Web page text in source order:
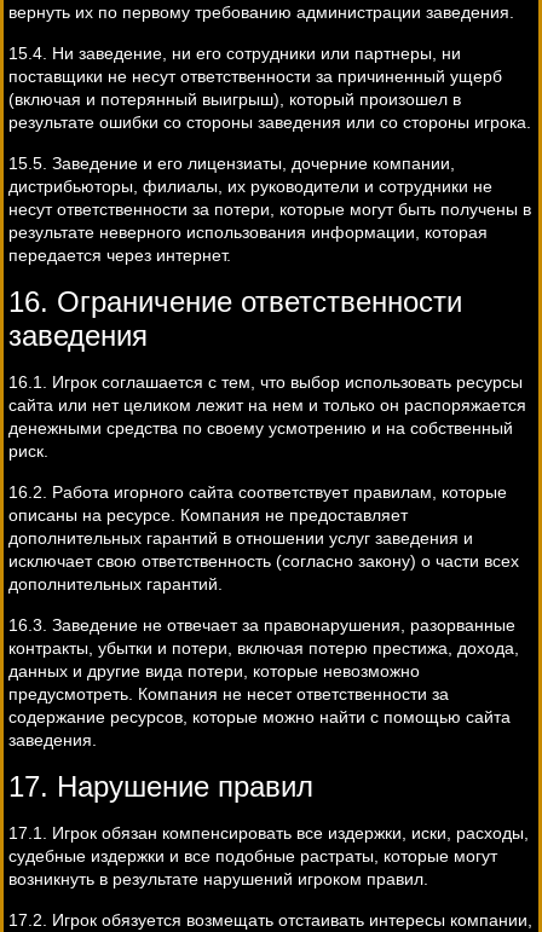
вернуть их по первому требованию администрации заведения.
15.4. Ни заведение, ни его сотрудники или партнеры, ни
поставщики не несут ответственности за причиненный ущерб
(включая и потерянный выигрыш), который произошел в
результате ошибки со стороны заведения или со стороны игрока.
15.5. Заведение и его лицензиаты, дочерние компании,
дистрибьюторы, филиалы, их руководители и сотрудники не
несут ответственности за потери, которые могут быть получены в
результате неверного использования информации, которая
передается через интернет.
16. Ограничение ответственности
заведения
16.1. Игрок соглашается с тем, что выбор использовать ресурсы
сайта или нет целиком лежит на нем и только он распоряжается
денежными средства по своему усмотрению и на собственный
риск.
16.2. Работа игорного сайта соответствует правилам, которые
описаны на ресурсе. Компания не предоставляет
дополнительных гарантий в отношении услуг заведения и
исключает свою ответственность (согласно закону) о части всех
дополнительных гарантий.
16.3. Заведение не отвечает за правонарушения, разорванные
контракты, убытки и потери, включая потерю престижа, дохода,
данных и другие вида потери, которые невозможно
предусмотреть. Компания не несет ответственности за
содержание ресурсов, которые можно найти с помощью сайта
заведения.
17. Нарушение правил
17.1. Игрок обязан компенсировать все издержки, иски, расходы,
судебные издержки и все подобные растраты, которые могут
возникнуть в результате нарушений игроком правил.
17.2. Игрок обязуется возмещать отстаивать интересы компании,